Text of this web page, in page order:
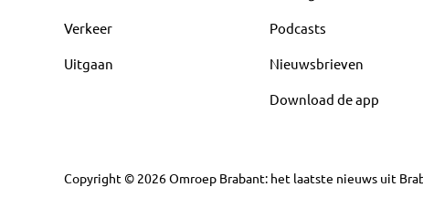
Verkeer
Uitgaan
Podcasts
Nieuwsbrieven
Download de app
Copyright © 2026Omroep Brabant: het laatste nieuws uit